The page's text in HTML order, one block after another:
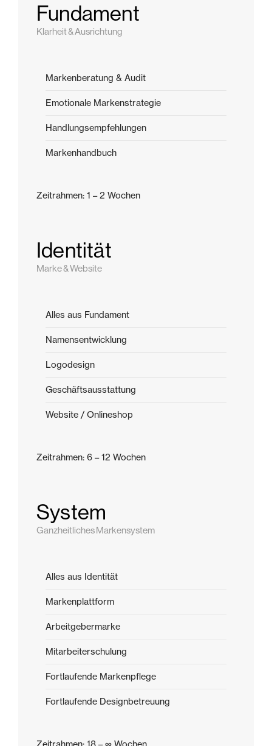
Fundament
Klarheit & Ausrichtung
Markenberatung & Audit
Emotionale Markenstrategie
Handlungsempfehlungen
Markenhandbuch
Zeitrahmen: 1 – 2 Wochen
Identität
Marke & Website
Alles aus Fundament
Namensentwicklung
Logodesign
Geschäftsausstattung
Website / Onlineshop
Zeitrahmen: 6 – 12 Wochen
System
Ganzheitliches Markensystem
Alles aus Identität
Markenplattform
Arbeitgebermarke
Mitarbeiterschulung
Fortlaufende Markenpflege
Fortlaufende Designbetreuung